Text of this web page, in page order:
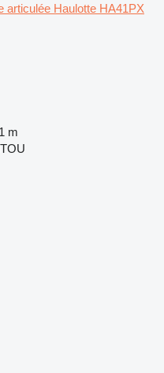
articulée Haulotte HA41PX
m